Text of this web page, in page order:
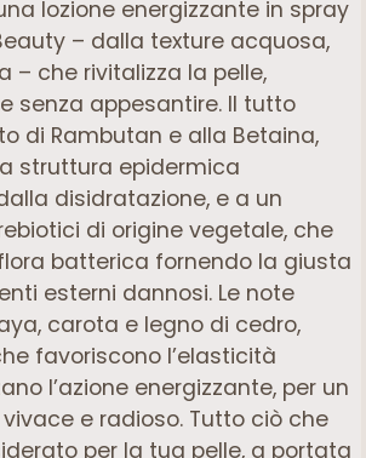
lozione energizzante in spray
– dalla texture acquosa,
– che rivitalizza la pelle,
senza appesantire. Il tutto
di Rambutan e alla Betaina,
struttura epidermica
disidratazione, e a un
di origine vegetale, che
batterica fornendo la giusta
esterni dannosi. Le note
carota e legno di cedro,
favoriscono l’elasticità
l’azione energizzante, per un
e radioso. Tutto ciò che
per la tua pelle, a portata